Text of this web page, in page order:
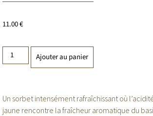
11.00€
Ajouter au panier
Un sorbet intensément rafraîchissant où
jaune rencontre la fraîcheur aromatique du